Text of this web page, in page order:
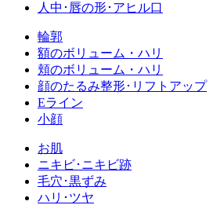
人中･唇の形･アヒル口
輪郭
額のボリューム・ハリ
頬のボリューム・ハリ
顔のたるみ整形･リフトアップ
Eライン
小顔
お肌
ニキビ･ニキビ跡
毛穴･黒ずみ
ハリ･ツヤ